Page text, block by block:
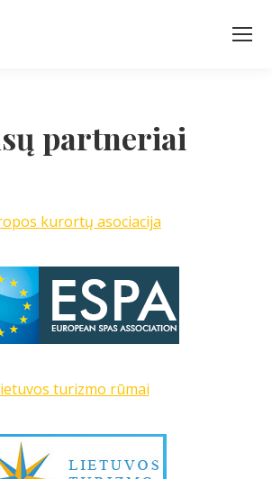
partneriai
kurortų asociacija
turizmo rūmai